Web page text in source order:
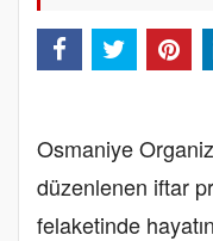
Osmaniye
düzenlenen iftar
felaketinde